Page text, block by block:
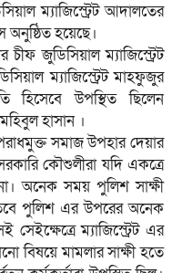
ম্যাজিস্ট্রেট আদালতের
অনুষ্ঠিত হয়েছে।
জুডিসিয়াল ম্যাজিস্ট্রেট
ম্যাজিস্ট্রেট মাহফুজুর
হিসেবে উপস্থিত ছিলেন
হাসান ।
সমাজ উপহার দেয়ার
কৌশুলীরা যদি একত্রে
অনেক সময় পুলিশ সাক্ষী
তবে পুলিশ এর উপরের অনেক
ম্যাজিস্ট্রেট এর
বিষয়ে মামলার সাক্ষী হতে